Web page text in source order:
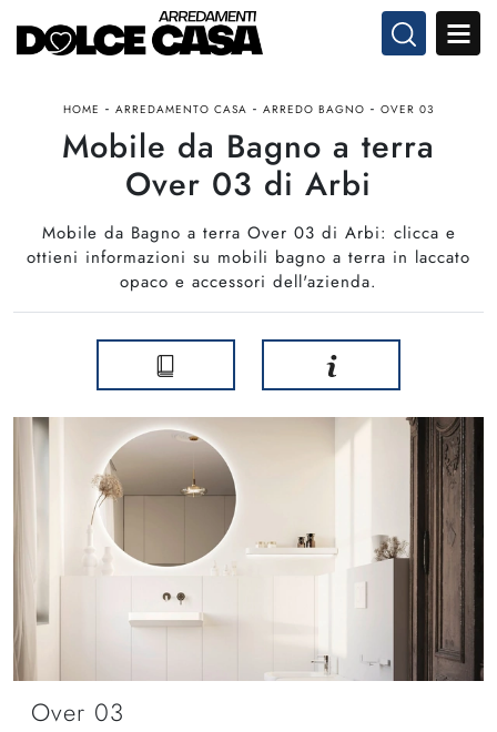
HOME - ARREDAMENTO CASA - ARREDO BAGNO - OVER 03
Mobile da Bagno a terra
Over 03 di Arbi
Mobile da Bagno a terra Over 03 di Arbi: clicca e
ottieni informazioni su mobili bagno a terra in laccato
opaco e accessori dell'azienda.
Over 03